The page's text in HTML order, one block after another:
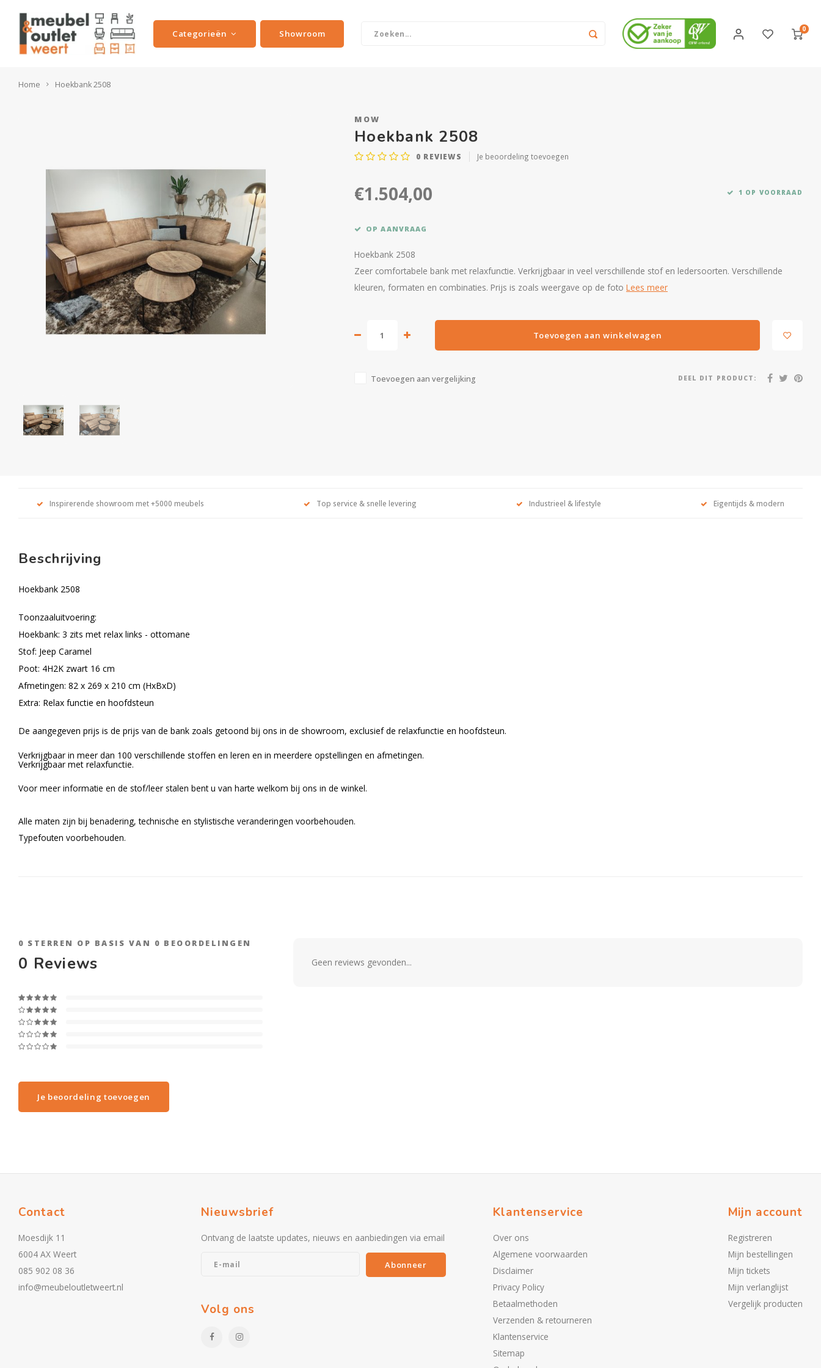
Categorieën Showroom 0
Home Hoekbank 2508
MOW
Hoekbank 2508
0 REVIEWS Je beoordeling toevoegen
€1.504,00 1 OP VOORRAAD
OP AANVRAAG
Hoekbank 2508
Zeer comfortabele bank met relaxfunctie. Verkrijgbaar in veel verschillende stof en ledersoorten. Verschillende
kleuren, formaten en combinaties. Prijs is zoals weergave op de foto Lees meer
Toevoegen aan winkelwagen
Toevoegen aan vergelijking DEEL DIT PRODUCT:
Inspirerende showroom met +5000 meubels Top service & snelle levering Industrieel & lifestyle Eigentijds & modern
Beschrijving
Hoekbank 2508
Toonzaaluitvoering:
Hoekbank: 3 zits met relax links - ottomane
Stof: Jeep Caramel
Poot: 4H2K zwart 16 cm
Afmetingen: 82 x 269 x 210 cm (HxBxD)
Extra: Relax functie en hoofdsteun
De aangegeven prijs is de prijs van de bank zoals getoond bij ons in de showroom, exclusief de relaxfunctie en hoofdsteun.
Verkrijgbaar in meer dan 100 verschillende stoffen en leren en in meerdere opstellingen en afmetingen.
Verkrijgbaar met relaxfunctie.
Voor meer informatie en de stof/leer stalen bent u van harte welkom bij ons in de winkel.
Alle maten zijn bij benadering, technische en stylistische veranderingen voorbehouden.
Typefouten voorbehouden.
0 STERREN OP BASIS VAN 0 BEOORDELINGEN
0 Reviews
Je beoordeling toevoegen
Geen reviews gevonden...
Contact
Moesdijk 11
6004 AX Weert
085 902 08 36
info@meubeloutletweert.nl
Nieuwsbrief
Ontvang de laatste updates, nieuws en aanbiedingen via email
Abonneer
Volg ons
Klantenservice
Over ons
Algemene voorwaarden
Disclaimer
Privacy Policy
Betaalmethoden
Verzenden & retourneren
Klantenservice
Sitemap
Mijn account
Registreren
Mijn bestellingen
Mijn tickets
Mijn verlanglijst
Vergelijk producten